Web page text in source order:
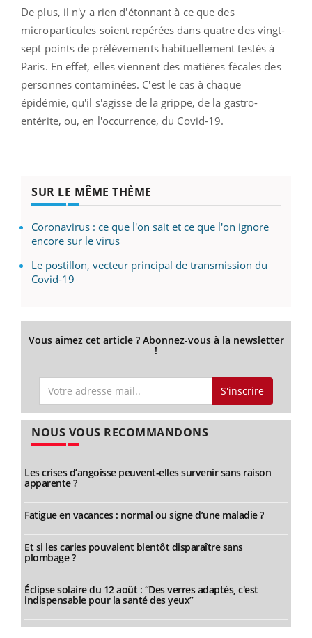
De plus, il n'y a rien d'étonnant à ce que des
microparticules soient repérées dans quatre des vingt-
sept points de prélèvements habituellement testés à
Paris. En effet, elles viennent des matières fécales des
personnes contaminées. C'est le cas à chaque
épidémie, qu'il s'agisse de la grippe, de la gastro-
entérite, ou, en l'occurrence, du Covid-19.
SUR LE MÊME THÈME
Coronavirus : ce que l'on sait et ce que l'on ignore
encore sur le virus
Le postillon, vecteur principal de transmission du
Covid-19
Vous aimez cet article ? Abonnez-vous à la newsletter
!
S'inscrire
NOUS VOUS RECOMMANDONS
Les crises d’angoisse peuvent-elles survenir sans raison
apparente ?
Fatigue en vacances : normal ou signe d’une maladie ?
Et si les caries pouvaient bientôt disparaître sans
plombage ?
Éclipse solaire du 12 août : “Des verres adaptés, c'est
indispensable pour la santé des yeux”